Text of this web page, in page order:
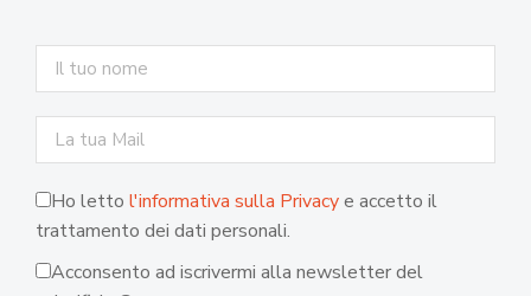
Ho letto l'informativa sulla Privacye accetto il
trattamento dei dati personali.
Acconsento ad iscrivermi alla newsletter del